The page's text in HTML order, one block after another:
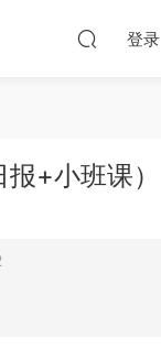
登录
+小班课）